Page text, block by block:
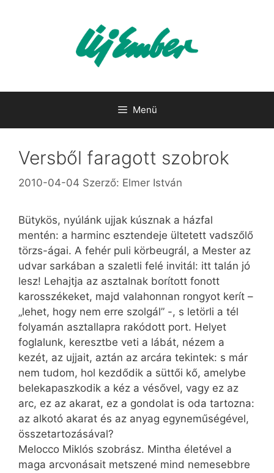
Menü
Versből faragott szobrok
2010-04-04 Szerző: Elmer István
Bütykös, nyúlánk ujjak kúsznak a házfal
mentén: a harminc esztendeje ültetett vadszőlő
törzs-ágai. A fehér puli körbeugrál, a Mester az
udvar sarkában a szaletli felé invitál: itt talán jó
lesz! Lehajtja az asztalnak borított fonott
karosszékeket, majd valahonnan rongyot kerít –
„lehet, hogy nem erre szolgál” -, s letörli a tél
folyamán asztallapra rakódott port. Helyet
foglalunk, keresztbe veti a lábát, nézem a
kezét, az ujjait, aztán az arcára tekintek: s már
nem tudom, hol kezdődik a süttői kő, amelybe
belekapaszkodik a kéz a vésővel, vagy ez az
arc, ez az akarat, ez a gondolat is oda tartozna:
az alkotó akarat és az anyag egyneműségével,
összetartozásával?
Melocco Miklós szobrász. Mintha életével a
maga arcvonásait metszené mind nemesebbre